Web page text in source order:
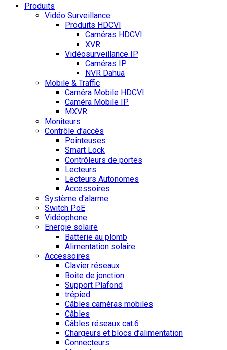
Produits
Vidéo Surveillance
Produits HDCVI
Caméras HDCVI
XVR
Vidéosurveillance IP
Caméras IP
NVR Dahua
Mobile & Traffic
Caméra Mobile HDCVI
Caméra Mobile IP
MXVR
Moniteurs
Contrôle d’accès
Pointeuses
Smart Lock
Contrôleurs de portes
Lecteurs
Lecteurs Autonomes
Accessoires
Système d’alarme
Switch PoE
Vidéophone
Energie solaire
Batterie au plomb
Alimentation solaire
Accessoires
Clavier réseaux
Boite de jonction
Support Plafond
trépied
Câbles caméras mobiles
Câbles
Câbles réseaux cat.6
Chargeurs et blocs d’alimentation
Connecteurs